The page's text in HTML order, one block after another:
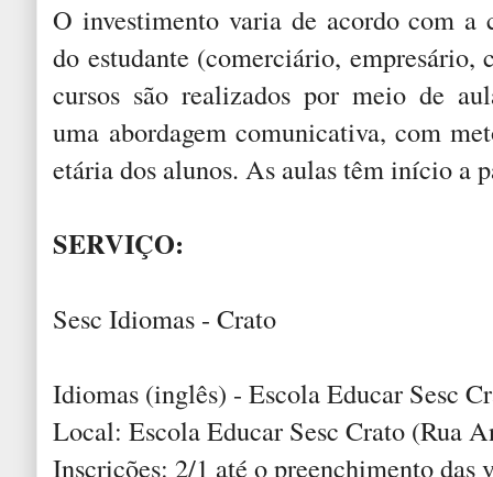
O investimento varia de acordo com a
do estudante (comerciário, empresário,
cursos são realizados por meio de
uma abordagem comunicativa, com
etária dos alunos. As aulas têm início a
SERVIÇO:
Sesc Idiomas - Crato
Idiomas (inglês) - Escola Educar Sesc
Local: Escola Educar Sesc Crato (Rua
Inscrições: 2/1 até o preenchimento das